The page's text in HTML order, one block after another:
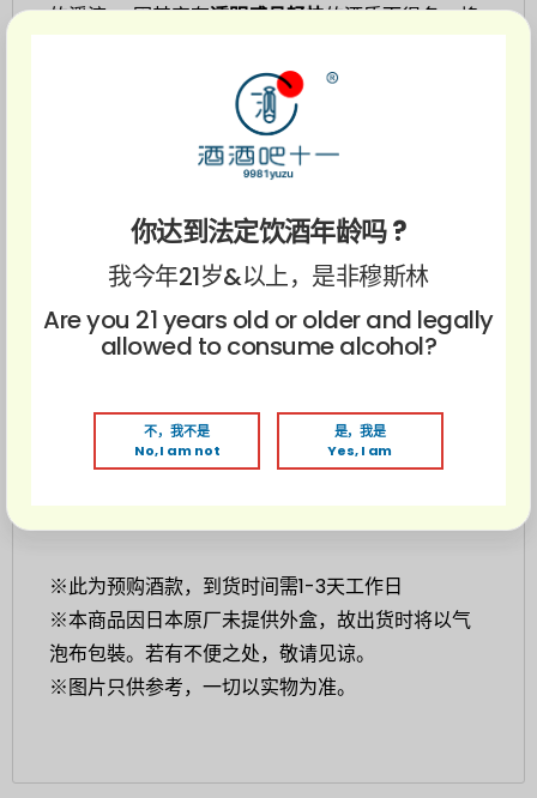
的溪流”，因其富有透明感且轻快的酒质而得名。将
酒精至柔顺的14度，加上酵母所带来的清新果香，
以至于极好入口，深受大众喜爱！
爽朗的果实香气渗透到口腔中，
淡淡的、轻快的口感，以及顺畅柔和的余香
是一杯微酸的白葡萄酒。回甘的同时伴有
、淡丽的酒性，呈现绝佳的平衡口感。整体表现
清爽十足，不会过甘而显得腻口。
荣获奖项：
※此为预购酒款，到货时间需1-3天工作日
※本商品因日本原厂未提供外盒，故出货时将以气
泡布包裝。若有不便之处，敬请见谅。
※图片只供参考，一切以实物为准。
你达到法定饮酒年龄吗 ?
我今年21岁&以上，是非穆斯林
Are you 21 years old or older and legally
allowed to consume alcohol?
不，我不是
No, I am not
是，我是
Yes, I am